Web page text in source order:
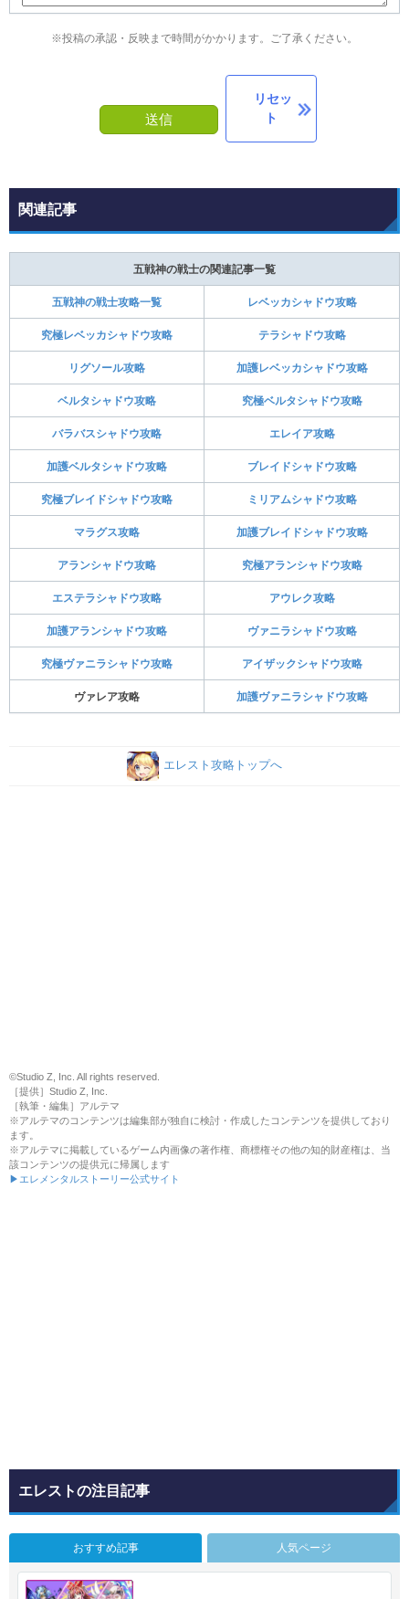
※投稿の承認・反映まで時間がかかります。ご了承ください。
送信
リセッ
ト
関連記事
五戦神の戦士の関連記事一覧
五戦神の戦士攻略一覧 レベッカシャドウ攻略
究極レベッカシャドウ攻略 テラシャドウ攻略
リグソール攻略 加護レベッカシャドウ攻略
ベルタシャドウ攻略 究極ベルタシャドウ攻略
バラバスシャドウ攻略 エレイア攻略
加護ベルタシャドウ攻略 ブレイドシャドウ攻略
究極ブレイドシャドウ攻略 ミリアムシャドウ攻略
マラグス攻略 加護ブレイドシャドウ攻略
アランシャドウ攻略 究極アランシャドウ攻略
エステラシャドウ攻略 アウレク攻略
加護アランシャドウ攻略 ヴァニラシャドウ攻略
究極ヴァニラシャドウ攻略 アイザックシャドウ攻略
ヴァレア攻略 加護ヴァニラシャドウ攻略
エレスト攻略トップへ
©Studio Z, Inc. All rights reserved.
［提供］Studio Z, Inc.
［執筆・編集］アルテマ
※アルテマのコンテンツは編集部が独自に検討・作成したコンテンツを提供しており
ます。
※アルテマに掲載しているゲーム内画像の著作権、商標権その他の知的財産権は、当
該コンテンツの提供元に帰属します
▶エレメンタルストーリー公式サイト
エレストの注目記事
おすすめ記事 人気ページ